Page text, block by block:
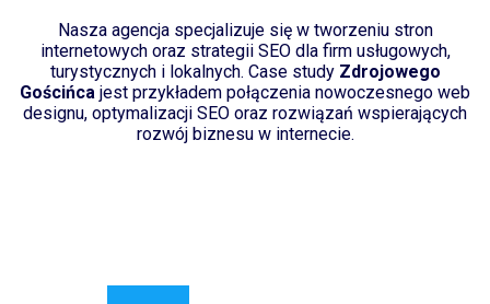
Nasza agencja specjalizuje się w tworzeniu stron
internetowych oraz strategii SEO dla firm usługowych,
turystycznych i lokalnych. Case study Zdrojowego
Gościńca jest przykładem połączenia nowoczesnego web
designu, optymalizacji SEO oraz rozwiązań wspierających
rozwój biznesu w internecie.